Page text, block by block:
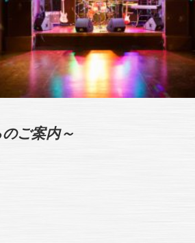
ご案内～